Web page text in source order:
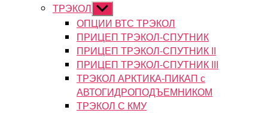
ТРЭКОЛ Показывать
подменю
ОПЦИИ ВТС ТРЭКОЛ
ПРИЦЕП ТРЭКОЛ-СПУТНИК
ПРИЦЕП ТРЭКОЛ-СПУТНИК II
ПРИЦЕП ТРЭКОЛ-СПУТНИК III
ТРЭКОЛ АРКТИКА-ПИКАП с
АВТОГИДРОПОДЪЕМНИКОМ
ТРЭКОЛ С КМУ